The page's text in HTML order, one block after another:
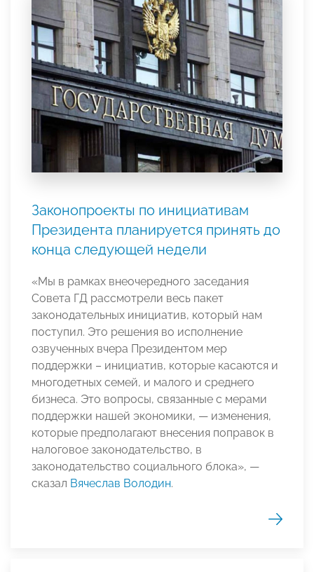
Законопроекты по инициативам
Президента планируется принять до
конца следующей недели
«Мы в рамках внеочередного заседания
Совета ГД рассмотрели весь пакет
законодательных инициатив, который нам
поступил. Это решения во исполнение
озвученных вчера Президентом мер
поддержки – инициатив, которые касаются и
многодетных семей, и малого и среднего
бизнеса. Это вопросы, связанные с мерами
поддержки нашей экономики, — изменения,
которые предполагают внесения поправок в
налоговое законодательство, в
законодательство социального блока», —
сказал Вячеслав Володин.